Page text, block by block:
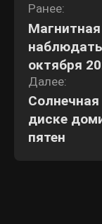
по
записям
Ранее:
Магнитная
октября
Далее:
диске
пятен